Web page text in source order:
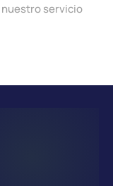
servicio